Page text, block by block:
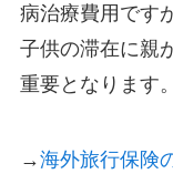
病治療費用です
子供の滞在に親
重要となります。
→海外旅行保険